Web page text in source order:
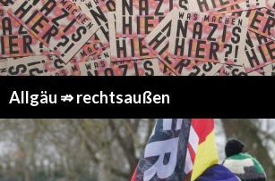
Allgäu ⇏ rechtsaußen